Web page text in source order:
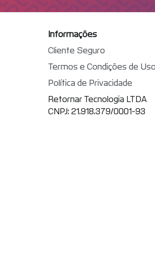
Informações
Cliente Seguro
Termos e Condições de Uso
Política de Privacidade
Retornar Tecnologia LTDA
CNPJ: 21.918.379/0001-93